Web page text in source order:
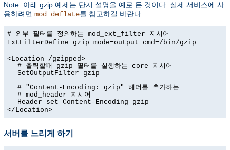
Note: 아래 gzip 예제는 단지 설명을 예로 든 것이다. 실제 서비스에 사
용하려면 mod_deflate를 참고하길 바란다.
# 외부 필터를 정의하는 mod_ext_filter 지시어
ExtFilterDefine gzip mode=output cmd=/bin/gzip
<Location /gzipped>
# 출력할때 gzip 필터를 실행하는 core 지시어
SetOutputFilter gzip
# "Content-Encoding: gzip" 헤더를 추가하는
# mod_header 지시어
Header set Content-Encoding gzip
</Location>
서버를 느리게 하기